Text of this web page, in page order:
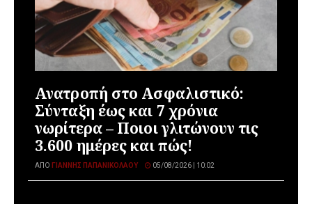
Ανατροπή στο Ασφαλιστικό:
Σύνταξη έως και 7 χρόνια
νωρίτερα – Ποιοι γλιτώνουν τις
3.600 ημέρες και πώς!
ΑΠΌ ΓΙΆΝΝΗΣ ΠΑΠΑΝΙΚΟΛΆΟΥ 05/08/2026 | 10:02